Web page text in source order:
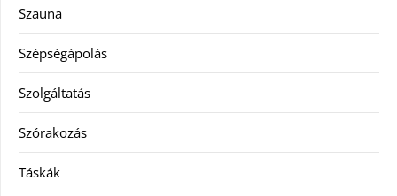
Szauna
Szépségápolás
Szolgáltatás
Szórakozás
Táskák